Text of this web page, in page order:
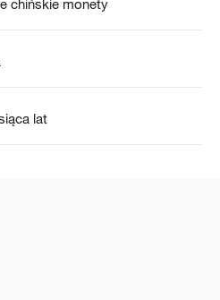
chińskie monety
lat